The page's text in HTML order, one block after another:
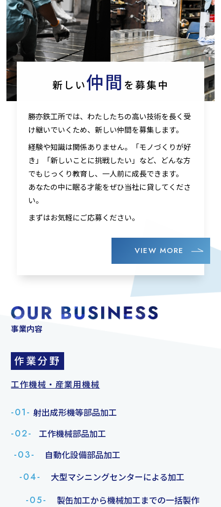
新しい仲間 を募集中
勝亦鉄工所では、わたしたちの高い技術を長く受
け継いでいくため、新しい仲間を募集します。
経験や知識は関係ありません。「モノづくりが好
き」「新しいことに挑戦したい」など、どんな方
でもじっくり教育し、一人前に成長できます。
あなたの中に眠る才能をぜひ当社に貸してくださ
い。
まずはお気軽にご応募ください。
VIEW MORE
事業内容
作業分野
工作機械・産業用機械
-01- 射出成形機等部品加工
-02- 工作機械部品加工
-03- 自動化設備部品加工
-04- 大型マシニングセンターによる加工
-05- 製缶加工から機械加工までの一括製作